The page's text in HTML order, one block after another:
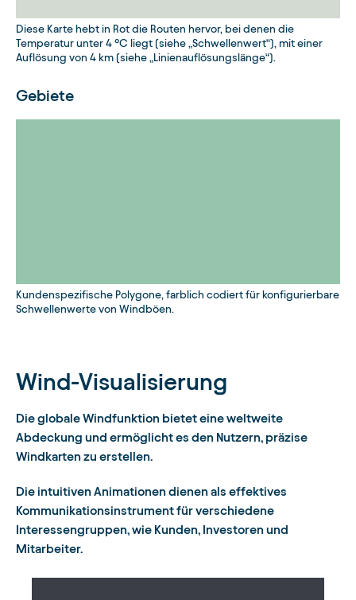
Diese Karte hebt in Rot die Routen hervor, bei denen die
Temperatur unter 4 °C liegt (siehe „Schwellenwert“), mit einer
Auflösung von 4 km (siehe „Linienauflösungslänge“).
Gebiete
Kundenspezifische Polygone, farblich codiert für konfigurierbare
Schwellenwerte von Windböen.
Wind-Visualisierung
Die globale Windfunktion bietet eine weltweite
Abdeckung und ermöglicht es den Nutzern, präzise
Windkarten zu erstellen.
Die intuitiven Animationen dienen als effektives
Kommunikationsinstrument für verschiedene
Interessengruppen, wie Kunden, Investoren und
Mitarbeiter.